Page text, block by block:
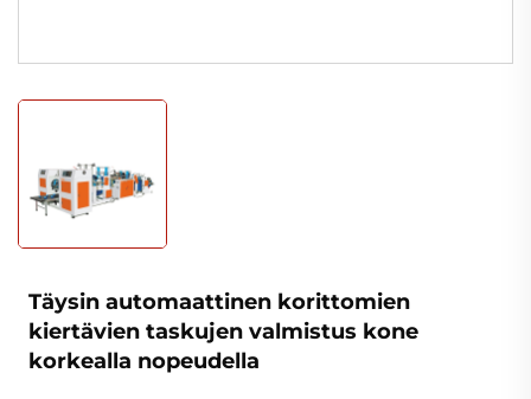
Täysin automaattinen korittomien
kiertävien taskujen valmistus kone
korkealla nopeudella